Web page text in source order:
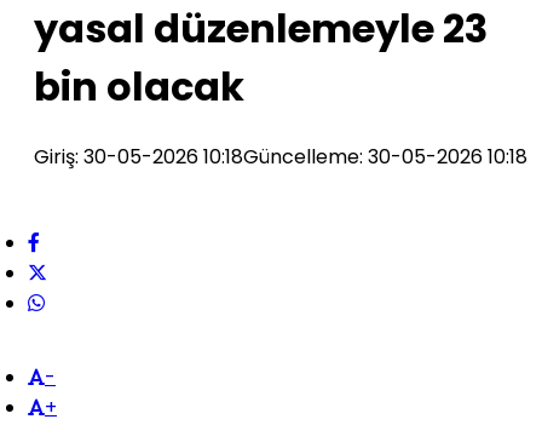
yasal düzenlemeyle 23
bin olacak
Giriş: 30-05-2026 10:18Güncelleme: 30-05-2026 10:18
-
+